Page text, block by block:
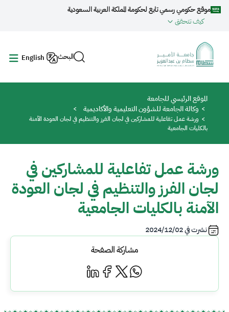
تجاوز إلى المحتوى الرئيسي
موقع حكومي رسمي تابع لحكومة المملكة العربية السعودية
كيف تتحقق
البحث English
مسار التنقل
الموقع الرئيسي للجامعة
وكالة الجامعة للشؤون التعليمية واﻷكاديمية
ورشة عمل تفاعلية للمشاركين في لجان الفرز والتنظيم في لجان العودة الآمنة
بالكليات الجامعية
ورشة عمل تفاعلية للمشاركين في
لجان الفرز والتنظيم في لجان العودة
الآمنة بالكليات الجامعية
نشرت في2024/12/02
مشاركة الصفحة